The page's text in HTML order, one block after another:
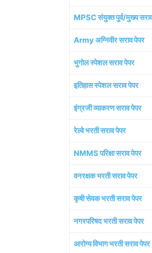
MPSC संयुक्त पुर्व/मुख्य
Army अग्निवीर सराव पेपर
भुगोल स्पेशल सराव पेपर
इतिहास स्पेशल सराव पेपर
इंग्रजी व्याकरण सराव पेपर
रेल्वे भरती सराव पेपर
NMMS परिक्षा सराव पेपर
वनरक्षक भरती सराव पेपर
कृषी सेवक भरती सराव पेपर
नगरपरिषद भरती सराव पेपर
आरोग्य विभाग भरती सराव पेपर